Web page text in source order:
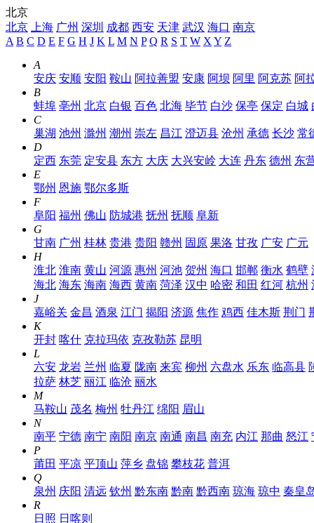
北京
北京
上海 广州 深圳 成都 西安 天津 武汉 海口 南京
A B C D E F G H J K L M N P Q R S T W X Y Z
A
安庆 安顺 安阳 鞍山 阿拉善盟 安康 阿坝 阿里 阿克苏 阿
B
蚌埠 亳州 北京 白银 百色 北海 毕节 白沙 保亭 保定 白城
C
巢湖 池州 滁州 潮州 崇左 昌江 澄迈县 沧州 承德 长沙 常
D
定西 东莞 定安县 东方 大庆 大兴安岭 大连 丹东 德州 东
E
鄂州 恩施 鄂尔多斯
F
阜阳 福州 佛山 防城港 抚州 抚顺 阜新
G
甘南 广州 桂林 贵港 贵阳 赣州 固原 果洛 甘孜 广安 广元
H
淮北 淮南 黄山 河源 惠州 河池 贺州 海口 邯郸 衡水 鹤壁
海北 海东 海南 海西 黄南 菏泽 汉中 哈密 和田 红河 杭州
J
嘉峪关 金昌 酒泉 江门 揭阳 济源 焦作 鸡西 佳木斯 荆门
K
开封 喀什 克拉玛依 克孜勒苏 昆明
L
六安 龙岩 兰州 临夏 陇南 来宾 柳州 六盘水 乐东 临高县
拉萨 林芝 丽江 临沧 丽水
M
马鞍山 茂名 梅州 牡丹江 绵阳 眉山
N
南平 宁德 南宁 南阳 南京 南通 南昌 南充 内江 那曲 怒江
P
莆田 平凉 平顶山 萍乡 盘锦 攀枝花 普洱
Q
泉州 庆阳 清远 钦州 黔东南 黔南 黔西南 琼海 琼中 秦皇
R
日照 日喀则